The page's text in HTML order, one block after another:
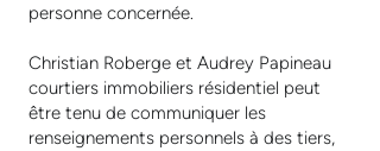
personne concernée.
Christian Roberge et Audrey Papineau
courtiers immobiliers résidentiel peut
être tenu de communiquer les
renseignements personnels à des tiers,